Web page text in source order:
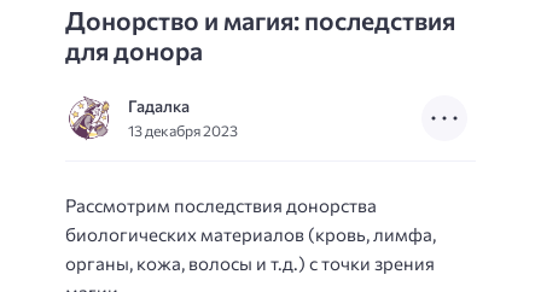
Донорство и магия: последствия
для донора
Гадалка
13 декабря 2023
Рассмотрим последствия донорства
биологических материалов (кровь, лимфа,
органы, кожа, волосы и т.д.) с точки зрения